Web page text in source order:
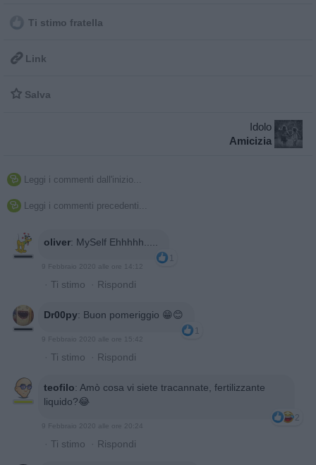
Ti stimo fratella
 Link
 Salva
Idolo
Amicizia
 Leggi i commenti dall'inizio...
 Leggi i commenti precedenti...
oliver: MySelf Ehhhhh.....
1
9 Febbraio 2020 alle ore 14:12
· Ti stimo · Rispondi
Dr00py: Buon pomeriggio 😁😊
1
9 Febbraio 2020 alle ore 15:42
· Ti stimo · Rispondi
teofilo: Amò cosa vi siete tracannate, fertilizzante
liquido?😂
2
9 Febbraio 2020 alle ore 20:24
· Ti stimo · Rispondi